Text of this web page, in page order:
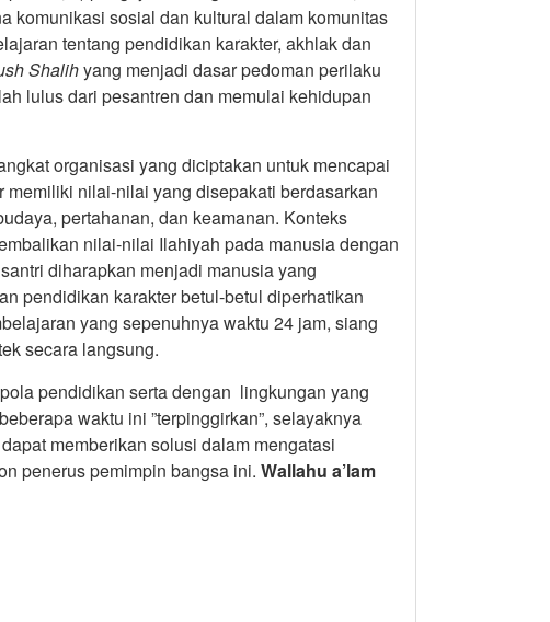
komunikasi sosial dan kultural dalam komunitas
tentang pendidikan karakter, akhlak dan
Shalihyang menjadi dasar pedoman perilaku
lulus dari pesantren dan memulai kehidupan
organisasi yang diciptakan untuk mencapai
nilai-nilai yang disepakati berdasarkan
pertahanan, dan keamanan. Konteks
nilai-nilai Ilahiyah pada manusia dengan
diharapkan menjadi manusia yang
pendidikan karakter betul-betul diperhatikan
yang sepenuhnya waktu 24 jam, siang
secara langsung.
pendidikan serta dengan lingkungan yang
waktu ini ”terpinggirkan”, selayaknya
memberikan solusi dalam mengatasi
penerus pemimpin bangsa ini. Wallahu a’lam